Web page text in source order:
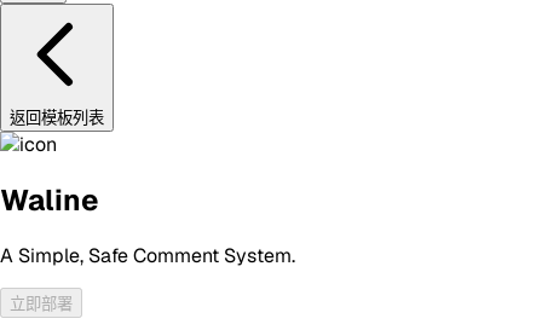
返回模板列表
Waline
A Simple, Safe Comment System.
立即部署